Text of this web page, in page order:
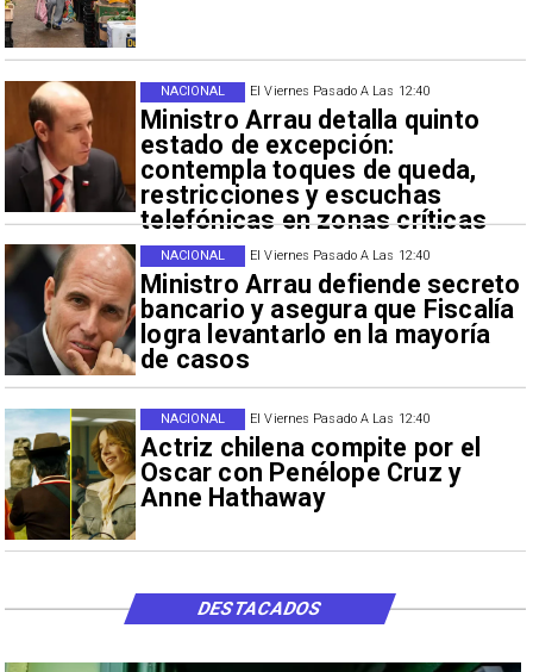
El Viernes Pasado A Las 12:40
Ministro Arrau detalla quinto
estado de excepción:
contempla toques de queda,
restricciones y escuchas
telefónicas en zonas críticas
NACIONAL
El Viernes Pasado A Las 12:40
Ministro Arrau defiende secreto
bancario y asegura que Fiscalía
logra levantarlo en la mayoría
de casos
NACIONAL
El Viernes Pasado A Las 12:40
Actriz chilena compite por el
Oscar con Penélope Cruz y
Anne Hathaway
NACIONAL
DESTACADOS